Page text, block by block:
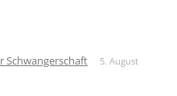
Schwangerschaft
5. August